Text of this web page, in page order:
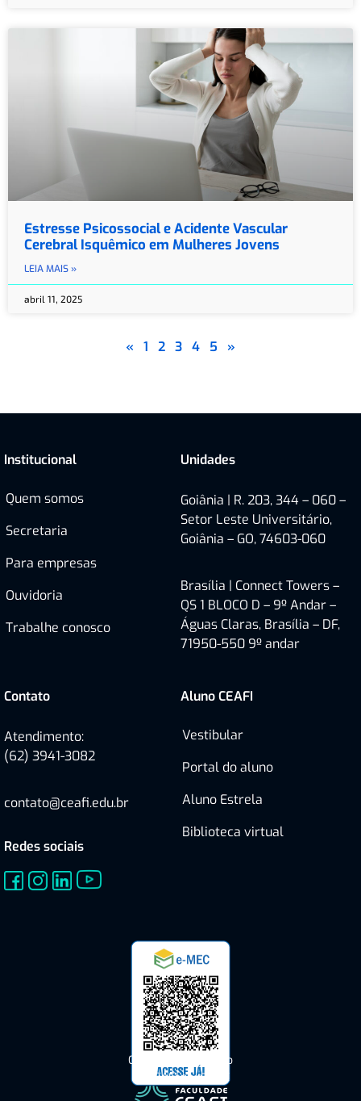
Estresse Psicossocial e Acidente Vascular
Cerebral Isquêmico em Mulheres Jovens
LEIA MAIS »
abril 11, 2025
« 1 2 3 4 5 »
Institucional
Quem somos
Secretaria
Para empresas
Ouvidoria
Trabalhe conosco
Unidades
Goiânia | R. 203, 344 – 060 –
Setor Leste Universitário,
Goiânia – GO, 74603-060
Brasília | Connect Towers –
QS 1 BLOCO D – 9º Andar –
Águas Claras, Brasília – DF,
71950-550 9º andar
Contato
Atendimento:
(62) 3941-3082
contato@ceafi.edu.br
Redes sociais
Aluno CEAFI
Vestibular
Portal do aluno
Aluno Estrela
Biblioteca virtual
Consulte o Cadastro
do CEAFI no e-MEC